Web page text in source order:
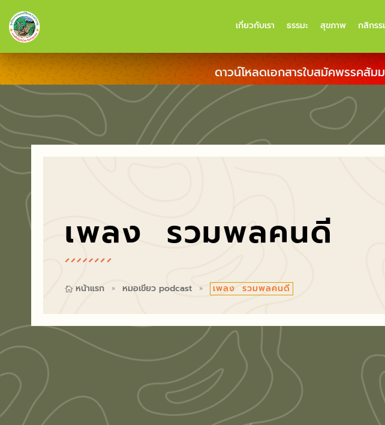
เกี่ยวกับเรา ธรรมะ สุขภาพ กสิกรร
ดาวน์โหลดเอกสารใบสมัคพรรคสัม
เพลง รวมพลคนดี
 หน้าแรก 9 หมอเขียว podcast 9 เพลง รวมพลคนดี